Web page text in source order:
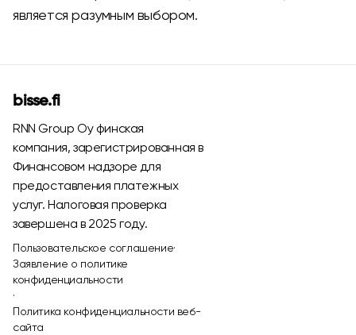
является разумным выбором.
bisse.fi
RNN Group Oy финская
компания, зарегистрированная в
Финансовом надзоре для
предоставления платежных
услуг. Налоговая проверка
завершена в 2025 году.
Пользовательское соглашение·
Заявление о политике
конфиденциальности
·
Политика конфиденциальности веб-
сайта